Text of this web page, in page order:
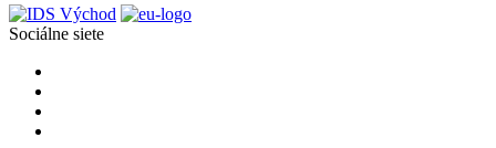
Sociálne siete